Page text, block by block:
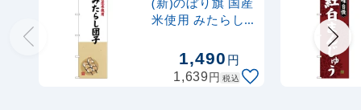
売り切れ中
定番のぼり竿 オリジナルのぼりポール
1.6～3m 伸縮式 水色 (30537SBL)
米使用 みたらし
1,490円
1,639円 税込